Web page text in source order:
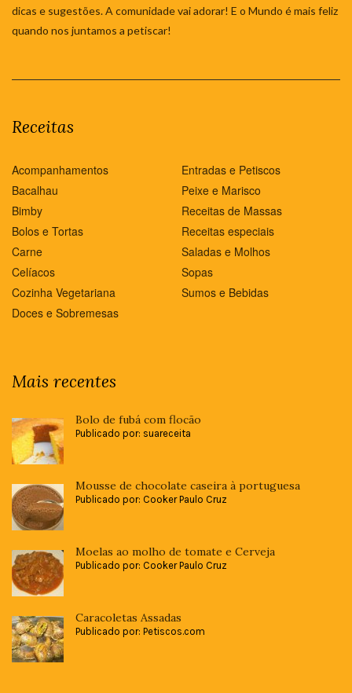
dicas e sugestões. A comunidade vai adorar! E o Mundo é mais feliz
quando nos juntamos a petiscar!
Receitas
Acompanhamentos
Bacalhau
Bimby
Bolos e Tortas
Carne
Celíacos
Cozinha Vegetariana
Doces e Sobremesas
Entradas e Petiscos
Peixe e Marisco
Receitas de Massas
Receitas especiais
Saladas e Molhos
Sopas
Sumos e Bebidas
Mais recentes
Bolo de fubá com flocão
Publicado por: suareceita
Mousse de chocolate caseira à portuguesa
Publicado por: Cooker Paulo Cruz
Moelas ao molho de tomate e Cerveja
Publicado por: Cooker Paulo Cruz
Caracoletas Assadas
Publicado por: Petiscos.com